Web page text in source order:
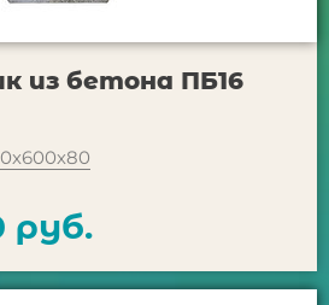
из бетона ПБ16
руб.